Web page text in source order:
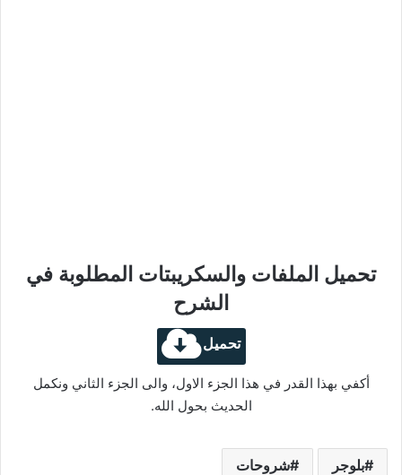
تحميل الملفات والسكريبتات المطلوبة في
الشرح
تحميل
أكفي بهذا القدر في هذا الجزء الاول، والى الجزء الثاني ونكمل
الحديث بحول الله.
بلوجر شروحات